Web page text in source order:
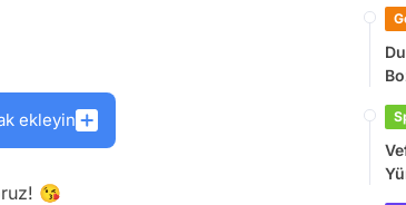
ekleyin
😘